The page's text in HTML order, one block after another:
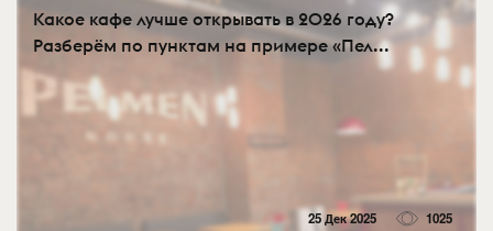
Какое кафе лучше открывать в 2026 году?
Разберём по пунктам на примере «Пел...
25 Дек 2025 1025